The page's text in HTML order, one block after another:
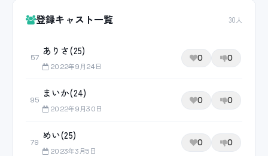
登録キャスト一覧 30人
57
ありさ(25)
2022年9月24日
0 0
95
まいか(24)
2022年9月30日
0 0
79
めい(25)
2023年3月5日
0 0